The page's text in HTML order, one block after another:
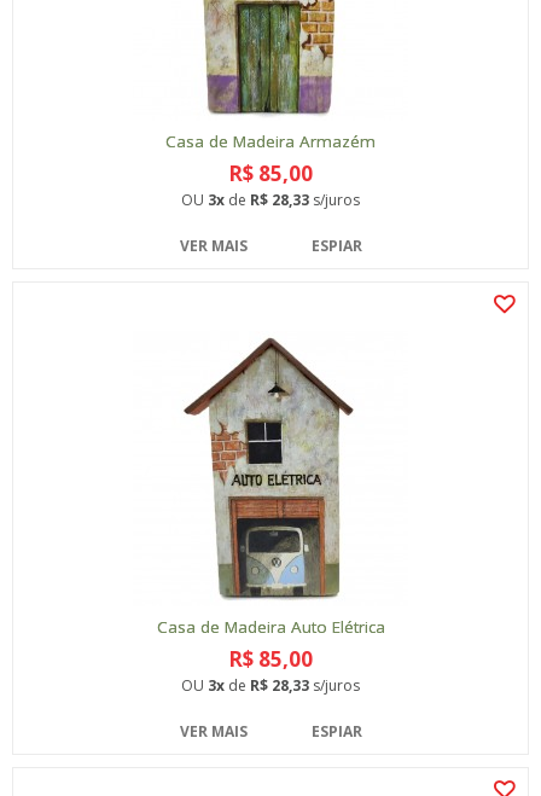
Casa de Madeira Armazém
R$ 85,00
OU 3x de R$ 28,33 s/juros
VER MAIS ESPIAR
Casa de Madeira Auto Elétrica
R$ 85,00
OU 3x de R$ 28,33 s/juros
VER MAIS ESPIAR